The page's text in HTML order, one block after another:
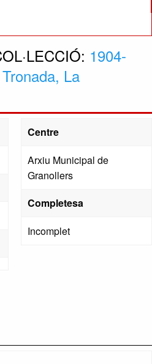
1904-
Tronada, La
Centre
Arxiu Municipal de
Granollers
Completesa
Incomplet